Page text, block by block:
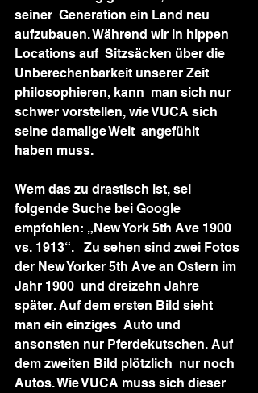
seiner  Generation ein Land neu
aufzubauen. Während wir in hippen
Locations auf  Sitzsäcken über die
Unberechenbarkeit unserer Zeit
philosophieren, kann  man sich nur
schwer vorstellen, wie VUCA sich
seine damalige Welt  angefühlt
haben muss.
Wem das zu drastisch ist, sei
folgende Suche bei Google
empfohlen: „New York 5th Ave 1900
vs. 1913“.   Zu sehen sind zwei Fotos
der New Yorker 5th Ave an Ostern im
Jahr 1900  und dreizehn Jahre
später. Auf dem ersten Bild sieht
man ein einziges  Auto und
ansonsten nur Pferdekutschen. Auf
dem zweiten Bild plötzlich  nur noch
Autos. Wie VUCA muss sich dieser